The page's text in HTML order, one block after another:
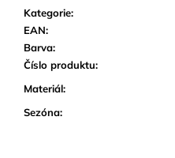
Kategorie:
EAN:
Barva:
Číslo produktu:
Materiál:
Sezóna: